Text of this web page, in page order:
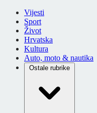
Vijesti
Sport
Život
Hrvatska
Kultura
Auto, moto & nautika
Ostale rubrike